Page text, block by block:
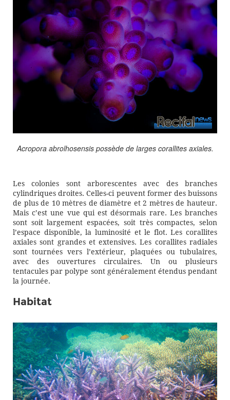
Acropora abrolhosensispossède de larges corallites axiales.
Les colonies sont arborescentes avec des branches
cylindriques droites. Celles-ci peuvent former des buissons
de plus de 10 mètres de diamètre et 2 mètres de hauteur.
Mais c’est une vue qui est désormais rare. Les branches
sont soit largement espacées, soit très compactes, selon
l’espace disponible, la luminosité et le flot. Les corallites
axiales sont grandes et extensives. Les corallites radiales
sont tournées vers l’extérieur, plaquées ou tubulaires,
avec des ouvertures circulaires. Un ou plusieurs
tentacules par polype sont généralement étendus pendant
la journée.
Habitat